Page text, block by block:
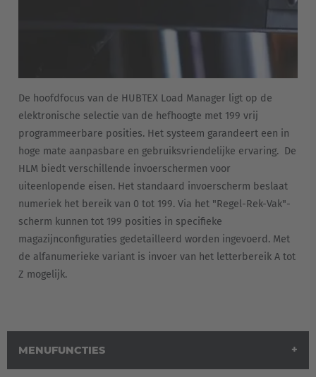
Nederland
Nederlands
Österreich
Deutsch
Polska
Türkiye
De hoofdfocus van de HUBTEX Load Manager ligt op de
elektronische selectie van de hefhoogte met 199 vrij
programmeerbare posities. Het systeem garandeert een in
hoge mate aanpasbare en gebruiksvriendelijke ervaring. De
HLM biedt verschillende invoerschermen voor
uiteenlopende eisen. Het standaard invoerscherm beslaat
numeriek het bereik van 0 tot 199. Via het "Regel-Rek-Vak"-
scherm kunnen tot 199 posities in specifieke
magazijnconfiguraties gedetailleerd worden ingevoerd. Met
de alfanumerieke variant is invoer van het letterbereik A tot
Z mogelijk.
MENUFUNCTIES